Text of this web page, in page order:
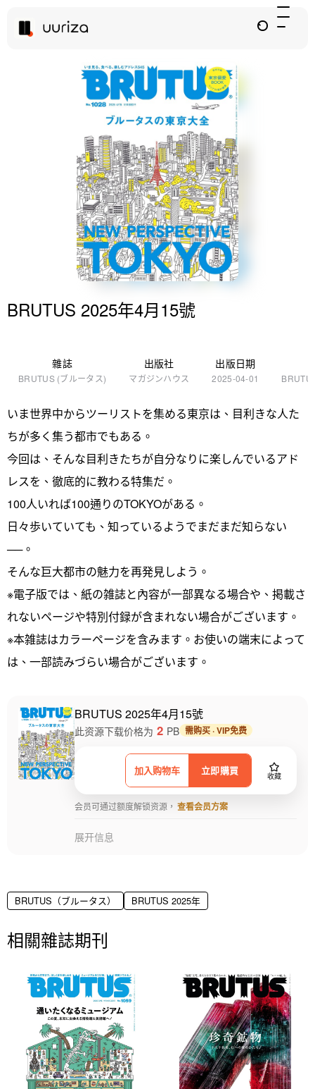
BRUTUS 2025年4月15號
雜誌
BRUTUS (ブルータス)
出版社
マガジンハウス
出版日期
2025-04-01
いま世界中からツーリストを集める東京は、目利きな人た
ちが多く集う都市でもある。
今回は、そんな目利きたちが自分なりに楽しんでいるアド
レスを、徹底的に教わる特集だ。
100人いれば100通りのTOKYOがある。
日々歩いていても、知っているようでまだまだ知らない
──。
そんな巨大都市の魅力を再発見しよう。
※電子版では、紙の雑誌と內容が一部異なる場合や、掲載さ
れないページや特別付録が含まれない場合がございます。
※本雑誌はカラーページを含みます。お使いの端末によって
は、一部読みづらい場合がございます。
BRUTUS 2025年4月15號
加入购物车 立即購買 收藏
此资源下载价格为 2 PB 需购买 · VIP免费
会员可通过额度解锁资源， 查看会员方案
展开信息
BRUTUS（ブルータス） BRUTUS 2025年
相關雜誌期刊